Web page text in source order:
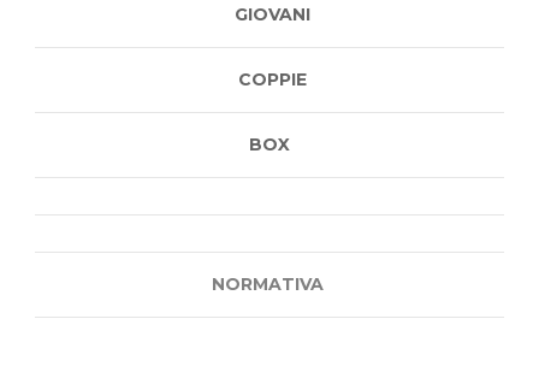
GIOVANI
COPPIE
BOX
NORMATIVA